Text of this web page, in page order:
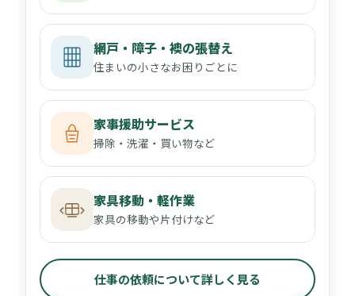
網戸・障子・襖の張替え
住まいの小さなお困りごとに
家事援助サービス
掃除・洗濯・買い物など
家具移動・軽作業
家具の移動や片付けなど
仕事の依頼について詳しく見る